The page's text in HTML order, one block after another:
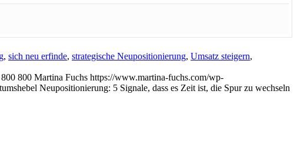
, sich neu erfinde, strategische Neupositionierung, Umsatz steigern,
800 800 Martina Fuchs https://www.martina-fuchs.com/wp-
Neupositionierung: 5 Signale, dass es Zeit ist, die Spur zu wechseln